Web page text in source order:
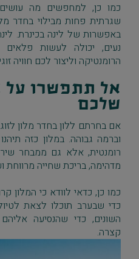
כמו כן, למחפשים מה
שגרתית פחות מבילוי בחדר
באפשרות של לינה בכינרת.
נעים, יכולה לעשות
הרומנטיקה וליצור לכם חוויה
אל תתפשרו על
שלכם
אם בחרתם ללון בחדר מלון
וברמה גבוהה. במלון כזה
רומנטית, אלא גם ממבחר
מדהימה, בריכת שחייה מרווחת
כמו כן, כדאי לוודא כי המלון
כדי שבערב תוכלו לצאת לטיול
השונים, כדי שהנסיעה
קצרה.